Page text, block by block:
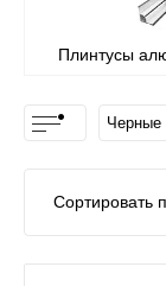
Плинтусы
Черные
Сортировать